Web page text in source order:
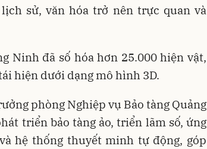
sử, văn hóa trở nên trực quan và
Ninh đã số hóa hơn 25.000 hiện vật,
hiện dưới dạng mô hình 3D.
phòng Nghiệp vụ Bảo tàng Quảng
triển bảo tàng ảo, triển lãm số, ứng
hệ thống thuyết minh tự động, góp